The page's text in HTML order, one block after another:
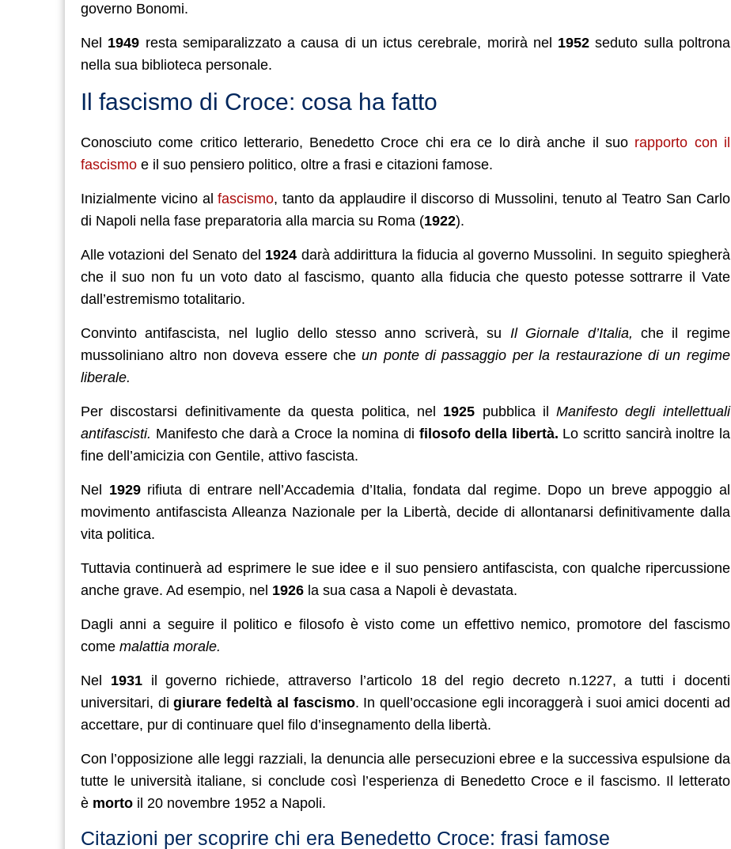
governo Bonomi.
Nel 1949 resta semiparalizzato a causa di un ictus cerebrale, morirà nel 1952 seduto sulla poltrona
nella sua biblioteca personale.
Il fascismo di Croce: cosa ha fatto
Conosciuto come critico letterario, Benedetto Croce chi era ce lo dirà anche il suo rapporto con il
fascismo e il suo pensiero politico, oltre a frasi e citazioni famose.
Inizialmente vicino alfascismo, tanto da applaudire il discorso di Mussolini, tenuto al Teatro San Carlo
di Napoli nella fase preparatoria alla marcia su Roma (1922).
Alle votazioni del Senato del 1924 darà addirittura la fiducia al governo Mussolini. In seguito spiegherà
che il suo non fu un voto dato al fascismo, quanto alla fiducia che questo potesse sottrarre il Vate
dall’estremismo totalitario.
Convinto antifascista, nel luglio dello stesso anno scriverà, su Il Giornale d’Italia, che il regime
mussoliniano altro non doveva essere cheun ponte di passaggio per la restaurazione di un regime
liberale.
Per discostarsi definitivamente da questa politica, nel 1925 pubblica ilManifesto degli intellettuali
antifascisti. Manifesto che darà a Croce la nomina di filosofo della libertà. Lo scritto sancirà inoltre la
fine dell’amicizia con Gentile, attivo fascista.
Nel 1929rifiuta di entrare nell’Accademia d’Italia, fondata dal regime. Dopo un breve appoggio al
movimento antifascista Alleanza Nazionale per la Libertà, decide di allontanarsi definitivamente dalla
vita politica.
Tuttavia continuerà ad esprimere le sue idee e il suo pensiero antifascista, con qualche ripercussione
anche grave. Ad esempio, nel 1926 la sua casa a Napoli è devastata.
Dagli anni a seguire il politico e filosofo è visto come un effettivo nemico, promotore del fascismo
come malattia morale.
Nel 1931il governo richiede, attraverso l’articolo 18 del regio decreto n.1227, a tutti i docenti
universitari, digiurare fedeltà al fascismo. In quell’occasione egli incoraggerà i suoi amici docenti ad
accettare, pur di continuare quel filo d’insegnamento della libertà.
Con l’opposizione alle leggi razziali, la denuncia alle persecuzioni ebree e la successiva espulsione da
tutte le università italiane, si conclude così l’esperienza di Benedetto Croce e il fascismo. Il letterato
è morto il 20 novembre 1952 a Napoli.
Citazioni per scoprire chi era Benedetto Croce: frasi famose